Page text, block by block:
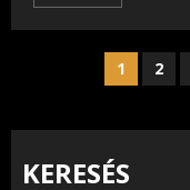
1 2
KERESÉS